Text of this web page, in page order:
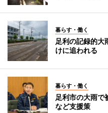
暮らす・働く
足利の記録的
けに追われる
暮らす・働く
足利市の大雨
など支援策